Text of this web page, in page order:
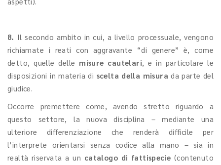
8. Il secondo ambito in cui, a livello processuale, vengono
richiamate i reati con aggravante “di genere” è, come
detto, quelle delle misure cautelari, e in particolare le
disposizioni in materia di scelta della misura da parte del
giudice.
Occorre premettere come, avendo stretto riguardo a
questo settore, la nuova disciplina – mediante una
ulteriore differenziazione che renderà difficile per
l’interprete orientarsi senza codice alla mano – sia in
realtà riservata a un catalogo di fattispecie (contenuto